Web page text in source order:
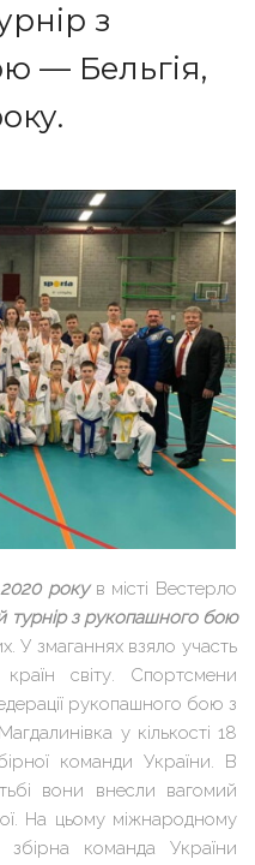
з
— Бельгія,
року в місті Вестерло
турнір з рукопашного бою
У змаганнях взяло участь
світу. Спортсмени
рукопашного бою з
у кількості 18
команди України. В
вони внесли вагомий
На цьому міжнародному
команда України